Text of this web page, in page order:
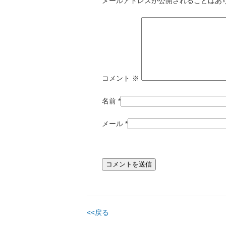
コメント ※
名前 *
メール *
<<戻る